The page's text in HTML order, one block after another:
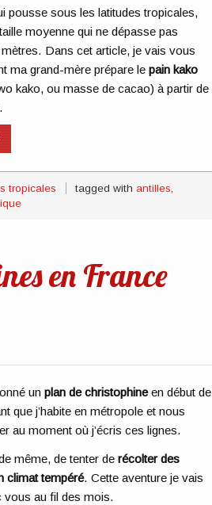
pousse sous les latitudes tropicales,
moyenne qui ne dépasse pas
Dans cet article, je vais vous
ma grand-mère prépare lepain kako
kako, ou masse de cacao) à partir de
.
tropicales tagged withantilles
en France
unplan de christophineen début de
que j’habite en métropole et nous
au moment où j’écris ces lignes.
même, de tenter derécolter des
climat tempéré. Cette aventure je vais
vous au fil des mois.